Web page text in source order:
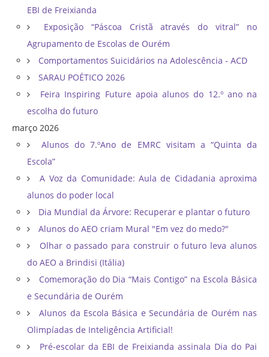
EBI de Freixianda
Exposição “Páscoa Cristã através do vitral” no
Agrupamento de Escolas de Ourém
Comportamentos Suicidários na Adolescência - ACD
SARAU POÉTICO 2026
Feira Inspiring Future apoia alunos do 12.º ano na
escolha do futuro
março 2026
Alunos do 7.ºAno de EMRC visitam a “Quinta da
Escola”
A Voz da Comunidade: Aula de Cidadania aproxima
alunos do poder local
Dia Mundial da Árvore: Recuperar e plantar o futuro
Alunos do AEO criam Mural "Em vez do medo?"
Olhar o passado para construir o futuro leva alunos
do AEO a Brindisi (Itália)
Comemoração do Dia “Mais Contigo” na Escola Básica
e Secundária de Ourém
Alunos da Escola Básica e Secundária de Ourém nas
Olimpíadas de Inteligência Artificial!
Pré-escolar da EBI de Freixianda assinala Dia do Pai